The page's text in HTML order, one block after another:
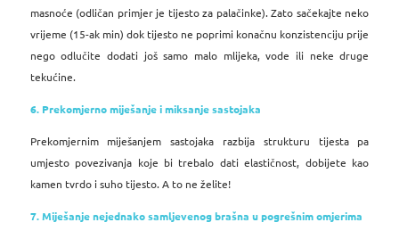
masnoće (odličan primjer je tijesto za palačinke). Zato sačekajte neko
vrijeme (15-ak min) dok tijesto ne poprimi konačnu konzistenciju prije
nego odlučite dodati još samo malo mlijeka, vode ili neke druge
tekućine.
6. Prekomjerno miješanje i miksanje sastojaka
Prekomjernim miješanjem sastojaka razbija strukturu tijesta pa
umjesto povezivanja koje bi trebalo dati elastičnost, dobijete kao
kamen tvrdo i suho tijesto. A to ne želite!
7. Miješanje nejednako samljevenog brašna u pogrešnim omjerima